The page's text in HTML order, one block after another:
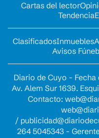
Cartas del lector
Tendencia
ClasificadosInmuebles
Avisos
Diario de Cuyo -
Av. Alem Sur 1639.
Contacto:
/
264 5045343 -